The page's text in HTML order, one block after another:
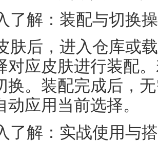
了解：装配与切换
肤后，进入仓库或
对应皮肤进行装配
换。装配完成后，
动应用当前选择。
了解：实战使用与